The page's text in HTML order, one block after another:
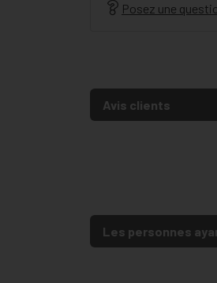
Posez une
Avis clients
Les personnes